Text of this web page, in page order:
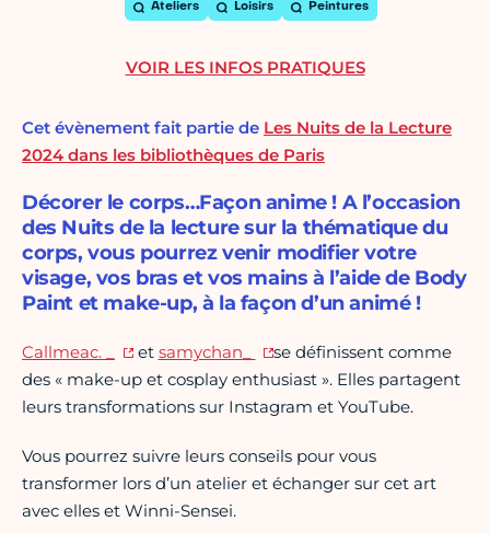
Ateliers Loisirs Peintures
Cet évènement fait partie de Les Nuits de la Lecture
2024 dans les bibliothèques de Paris
Décorer le corps…Façon anime ! A l’occasion
des Nuits de la lecture sur la thématique du
corps, vous pourrez venir modifier votre
visage, vos bras et vos mains à l’aide de Body
Paint et make-up, à la façon d’un animé !
Callmeac. _ et samychan_
se définissent comme
des « make-up et cosplay enthusiast ». Elles partagent
leurs transformations sur Instagram et YouTube.
Vous pourrez suivre leurs conseils pour vous
transformer lors d’un atelier et échanger sur cet art
avec elles et Winni-Sensei.
VOIR LES INFOS PRATIQUES